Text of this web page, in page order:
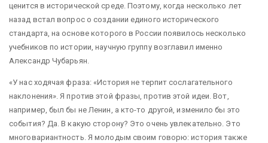
ценится в исторической среде. Поэтому, когда несколько лет
назад встал вопрос о создании единого исторического
стандарта, на основе которого в России появилось несколько
учебников по истории, научную группу возглавил именно
Александр Чубарьян.
«У нас ходячая фраза: «История не терпит сослагательного
наклонения». Я против этой фразы, против этой идеи. Вот,
например, был бы не Ленин, а кто-то другой, изменило бы это
события? Да. В какую сторону? Это очень увлекательно. Это
многовариантность. Я молодым своим говорю: история также